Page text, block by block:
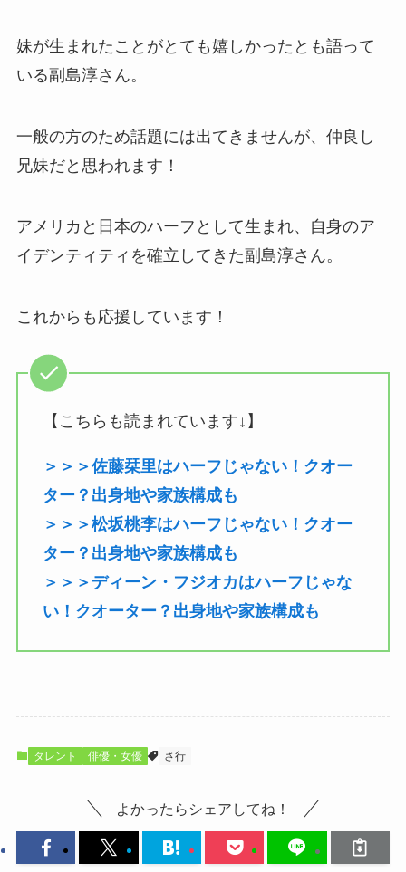
妹が生まれたことがとても嬉しかったとも語って
いる副島淳さん。
一般の方のため話題には出てきませんが、仲良し
兄妹だと思われます！
アメリカと日本のハーフとして生まれ、自身のア
イデンティティを確立してきた副島淳さん。
これからも応援しています！
【こちらも読まれています↓】
＞＞＞佐藤栞里はハーフじゃない！クオー
ター？出身地や家族構成も
＞＞＞松坂桃李はハーフじゃない！クオー
ター？出身地や家族構成も
＞＞＞ディーン・フジオカはハーフじゃな
い！クオーター？出身地や家族構成も
タレント 俳優・女優 さ行
よかったらシェアしてね！